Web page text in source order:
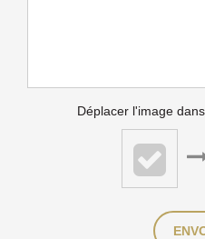
Déplacer l'image